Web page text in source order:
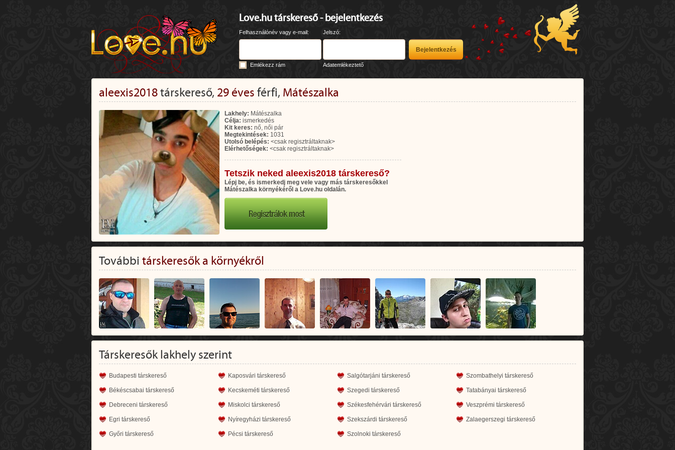
Love.hu társkereső - bejelentkezés
Felhasználónév vagy e-mail: Jelszó:
Emlékezz rám Adatemlékeztető
aleexis2018társkereső, 29 éves férfi, Mátészalka
Lakhely: Mátészalka
Célja: ismerkedés
Kit keres: nő, női pár
Megtekintések: 1031
Utolsó belépés: <csak regisztráltaknak>
Elérhetőségek: <csak regisztráltaknak>
Tetszik neked aleexis2018 társkereső?
Lépj be, és ismerkedj meg vele vagy más társkeresőkkel
Mátészalka környékéről a Love.hu oldalán.
További társkeresők a környékről
Társkeresők lakhely szerint
Budapesti társkereső Kaposvári társkereső Salgótarjáni társkereső Szombathelyi társkereső
Békéscsabai társkereső Kecskeméti társkereső Szegedi társkereső Tatabányai társkereső
Debreceni társkereső Miskolci társkereső Székesfehérvári társkereső Veszprémi társkereső
Egri társkereső Nyíregyházi társkereső Szekszárdi társkereső Zalaegerszegi társkereső
Győri társkereső Pécsi társkereső Szolnoki társkereső